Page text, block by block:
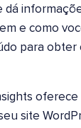
e como
para obter
site